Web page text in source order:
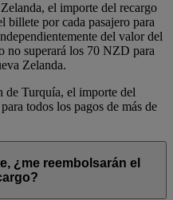
el importe del recargo
billete por cada pasajero para
del valor del
no superará los 70 NZD para
Zelanda.
de Turquía, el importe del
todos los pagos de más de
¿me reembolsarán el